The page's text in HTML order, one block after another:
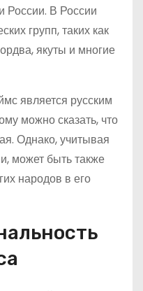
России. В России
групп, таких как
якуты и многие
является русским
можно сказать, что
Однако, учитывая
может быть также
народов в его